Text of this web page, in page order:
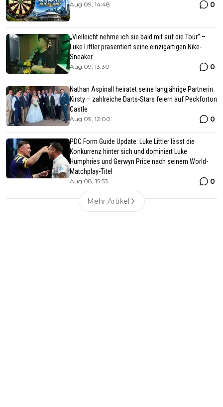
Aug 09, 14:48 0
„Vielleicht nehme ich sie bald mit auf die Tour“ –
Luke Littler präsentiert seine einzigartigen Nike-
Sneaker
Aug 09, 13:30 0
Nathan Aspinall heiratet seine langjährige Partnerin
Kirsty – zahlreiche Darts-Stars feiern auf Peckforton
Castle
Aug 09, 12:00 0
PDC Form Guide Update: Luke Littler lässt die
Konkurrenz hinter sich und dominiert Luke
Humphries und Gerwyn Price nach seinem World-
Matchplay-Titel
Aug 08, 15:53 0
Mehr Artikel